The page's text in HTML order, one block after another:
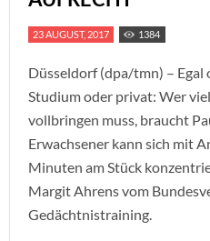
23 AUGUST, 2017 1384
Düsseldorf (dpa/tmn) – Egal
Studium oder privat: Wer
vollbringen muss, braucht
Erwachsener kann sich mit
Minuten am Stück
Margit Ahrens vom
Gedächtnistraining.